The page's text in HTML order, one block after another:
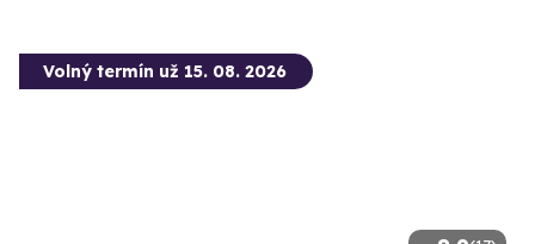
Volný termín už 15. 08. 2026